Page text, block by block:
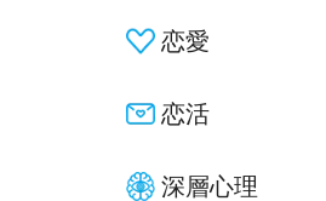
恋愛
恋活
深層心理